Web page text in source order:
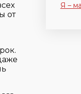
от
Я –